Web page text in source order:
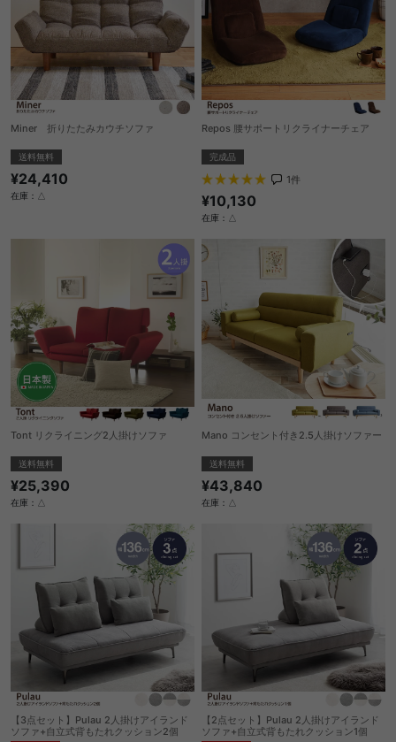
Miner 折りたたみカウチソファ
送料無料
¥24,410
在庫：△
Repos 腰サポートリクライナーチェア
完成品
1件
¥10,130
在庫：△
Tont リクライニング2人掛けソファ
送料無料
¥25,390
在庫：△
Mano コンセント付き2.5人掛けソファー
送料無料
¥43,840
在庫：△
【3点セット】Pulau 2人掛けアイランド
ソファ+自立式背もたれクッション2個
【2点セット】Pulau 2人掛けアイランド
ソファ+自立式背もたれクッション1個